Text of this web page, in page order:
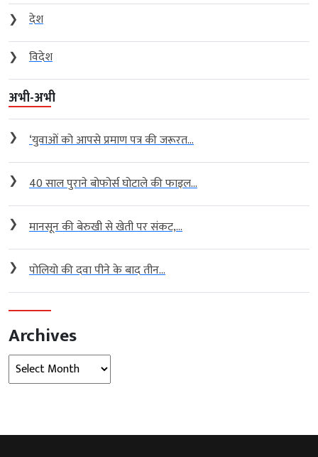
❯
देश
❯
विदेश
अभी-अभी
❯ ‘युवाओं को आपसे प्रमाण पत्र की जरूरत...
❯ 40 साल पुराने बोफोर्स घोटाले की फाइल...
❯ मानसून की बेरुखी से खेती पर संकट,...
❯ पोलियो की दवा पीने के बाद तीन...
Archives
Archives